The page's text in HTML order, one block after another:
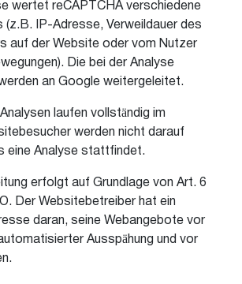
wertet reCAPTCHA verschiedene
(z.B. IP-Adresse, Verweildauer des
auf der Website oder vom Nutzer
Die bei der Analyse
an Google weitergeleitet.
laufen vollständig im
werden nicht darauf
eine Analyse stattfindet.
erfolgt auf Grundlage von Art. 6
Der Websitebetreiber hat ein
daran, seine Webangebote vor
Ausspähung und vor